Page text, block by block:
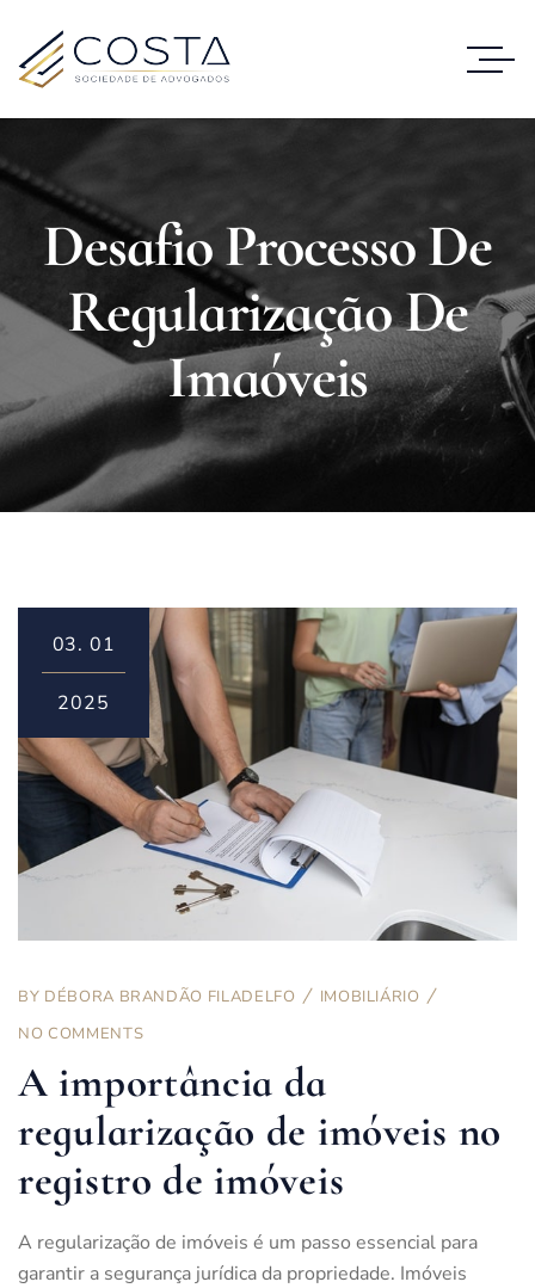
Desafio Processo De
Regularização De
Imaóveis
03. 01
2025
BY DÉBORA BRANDÃO FILADELFO
IMOBILIÁRIO
NO COMMENTS
A importância da
regularização de imóveis no
registro de imóveis
A regularização de imóveis é um passo essencial para
garantir a segurança jurídica da propriedade. Imóveis